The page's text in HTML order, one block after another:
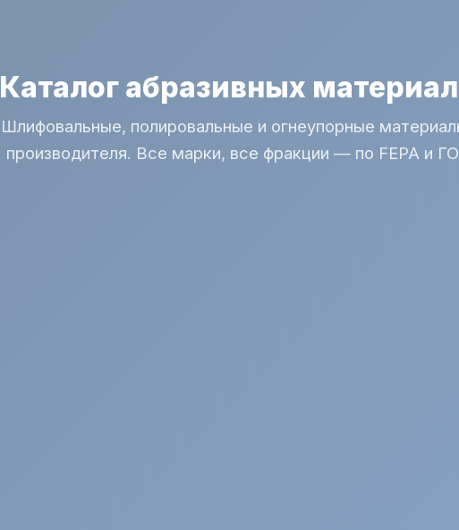
Каталог абразивных
Шлифовальные, полировальные и огнеупорные
производителя. Все марки, все фракции — по FEPA и